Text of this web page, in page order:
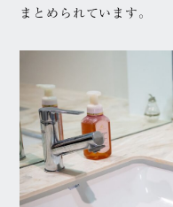
まとめられています。